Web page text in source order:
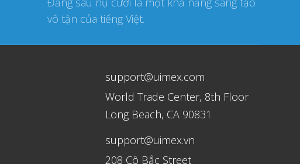
vô tận của tiếng Việt.
support@uimex.com
World Trade Center, 8th Floor
Long Beach, CA 90831
support@uimex.vn
208 Cô Bắc Street